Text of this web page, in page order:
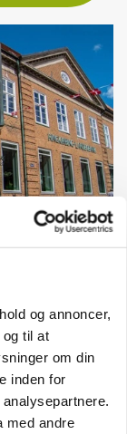
og annoncer,
til at
om din
inden for
med andre